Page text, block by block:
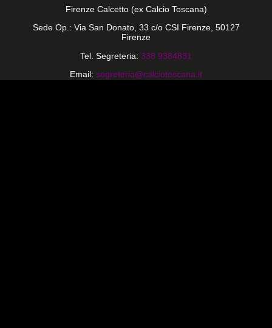
Firenze Calcetto (ex Calcio Toscana)
Sede Op.: Via San Donato, 33 c/o CSI Firenze, 50127
Firenze
Tel. Segreteria: 338 9384831
Email: segreteria@calciotoscana.it